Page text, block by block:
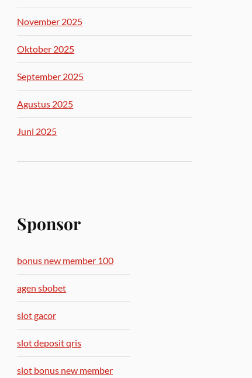
November 2025
Oktober 2025
September 2025
Agustus 2025
Juni 2025
Sponsor
bonus new member 100
agen sbobet
slot gacor
slot deposit qris
slot bonus new member